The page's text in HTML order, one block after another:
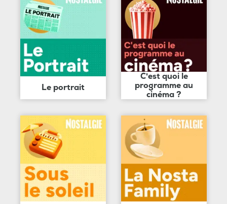
Le portrait
C'est quoi le
programme au
cinéma ?